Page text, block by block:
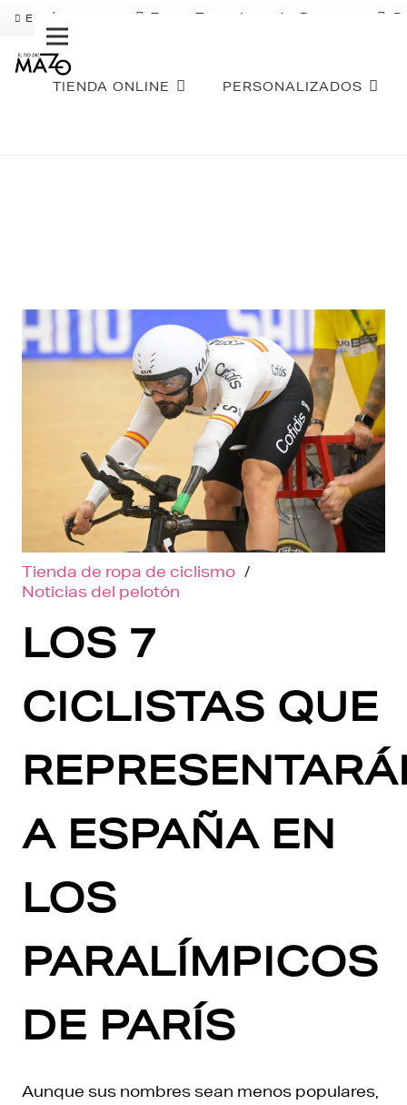
ENVÍO GRATIS Pago Fraccionado Sequra
TIENDA ONLINE PERSONALIZADOS
Tienda de ropa de ciclismo /
Noticias del pelotón
LOS 7
CICLISTAS QUE
A ESPAÑA EN
LOS
PARALÍMPICOS
DE PARÍS
Aunque sus nombres sean menos populares,